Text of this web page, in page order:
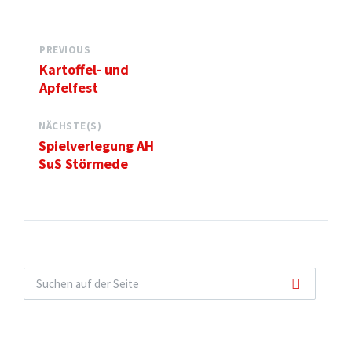
PREVIOUS
Kartoffel- und
Apfelfest
NÄCHSTE(S)
Spielverlegung AH
SuS Störmede